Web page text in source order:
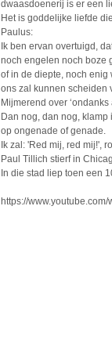
dwaasdoenerij is er een
Het is goddelijke liefde
Paulus:
Ik ben ervan overtuigd,
noch engelen noch boze
of in de diepte, noch enig
ons zal kunnen scheiden
Mijmerend over
Dan nog, dan nog,
op ongenade of genade.
Ik zal: 'Red mij, red mij!',
Paul Tillich stierf in
In die stad liep toen een
https://